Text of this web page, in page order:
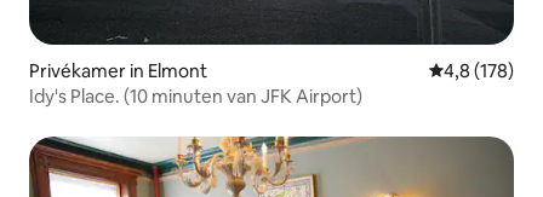
Privékamer in Elmont Gemiddelde
4,8 (178)
Idy's Place. (10 minuten van JFK Airport)